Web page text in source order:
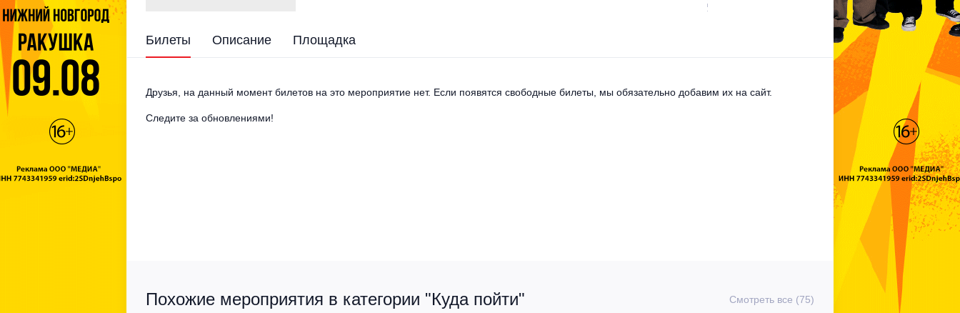
Билеты Описание Площадка
Друзья, на данный момент билетов на это мероприятие нет. Если появятся свободные билеты, мы обязательно добавим их на сайт.
Следите за обновлениями!
Похожие мероприятия в категории "Куда пойти" Смотреть все (75)